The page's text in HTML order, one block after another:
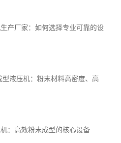
产厂家：如何选择专业可靠的设
型液压机：粉末材料高密度、高
：高效粉末成型的核心设备